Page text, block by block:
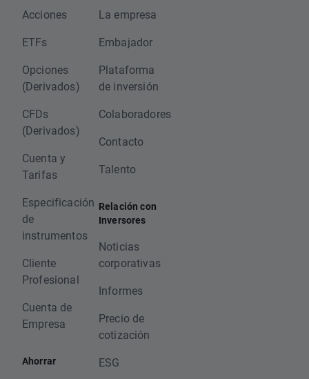
Acciones
ETFs
Opciones
(Derivados)
CFDs
(Derivados)
Cuenta y
Tarifas
Especificación
de
instrumentos
Cliente
Profesional
Cuenta de
Empresa
Ahorrar
La empresa
Embajador
Plataforma
de inversión
Colaboradores
Contacto
Talento
Relación con
Inversores
Noticias
corporativas
Informes
Precio de
cotización
ESG